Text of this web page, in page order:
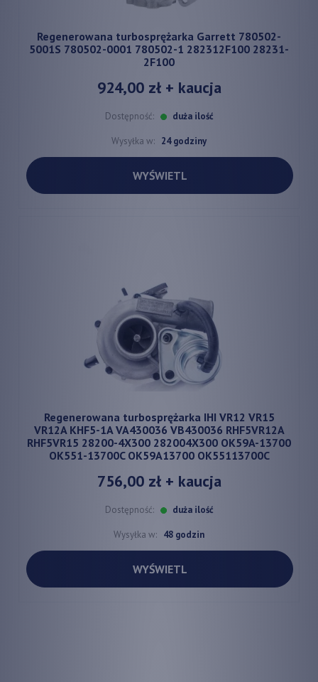
Regenerowana turbosprężarka Garrett 780502-
5001S 780502-0001 780502-1 282312F100 28231-
2F100
924,00 zł+ kaucja
Dostępność: duża ilość
Wysyłka w: 24 godziny
WYŚWIETL
Regenerowana turbosprężarka IHI VR12 VR15
VR12A KHF5-1A VA430036 VB430036 RHF5VR12A
RHF5VR15 28200-4X300 282004X300 OK59A-13700
OK551-13700C OK59A13700 OK55113700C
756,00 zł+ kaucja
Dostępność: duża ilość
Wysyłka w: 48 godzin
WYŚWIETL